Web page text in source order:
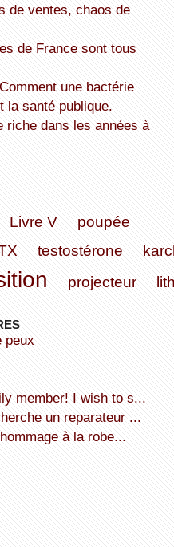
la santé publique.
Livre V
poupée
testostérone
projecteur
member! I wish to s...
un reparateur ...
à la robe...